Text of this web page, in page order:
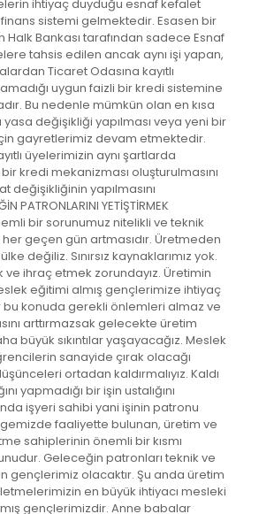
ihtiyaç duyduğu esnaf kefalet
sistemi gelmektedir. Esasen bir
Halk Bankası tarafından sadece Esnaf
tahsis edilen ancak aynı işi yapan,
Ticaret Odasına kayıtlı
uygun faizli bir kredi sistemine
Bu nedenle mümkün olan en kısa
değişikliği yapılması veya yeni bir
gayretlerimiz devam etmektedir.
üyelerimizin aynı şartlarda
kredi mekanizması oluşturulmasını
değişikliğinin yapılmasını
PATRONLARINI YETİŞTİRMEK
bir sorunumuz nitelikli ve teknik
her geçen gün artmasıdır. Üretmeden
değiliz. Sınırsız kaynaklarımız yok.
ve ihraç etmek zorundayız. Üretimin
eğitimi almış gençlerimize ihtiyaç
bu konuda gerekli önlemleri almaz ve
arttırmazsak gelecekte üretim
büyük sıkıntılar yaşayacağız. Meslek
sanayide çırak olacağı
ortadan kaldırmalıyız. Kaldı
yapmadığı bir işin ustalığını
işyeri sahibi yani işinin patronu
faaliyette bulunan, üretim ve
sahiplerinin önemli bir kısmı
Geleceğin patronları teknik ve
gençlerimiz olacaktır. Şu anda üretim
en büyük ihtiyacı mesleki
gençlerimizdir. Anne babalar